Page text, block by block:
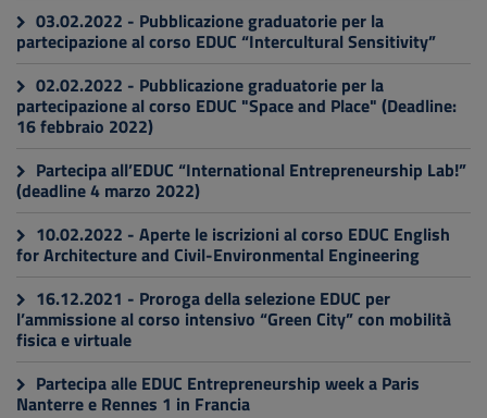
03.02.2022 - Pubblicazione graduatorie per la
partecipazione al corso EDUC “Intercultural Sensitivity”
02.02.2022 - Pubblicazione graduatorie per la
partecipazione al corso EDUC "Space and Place" (Deadline:
16 febbraio 2022)
Partecipa all’EDUC “International Entrepreneurship Lab!”
(deadline 4 marzo 2022)
10.02.2022 - Aperte le iscrizioni al corso EDUC English
for Architecture and Civil-Environmental Engineering
16.12.2021 - Proroga della selezione EDUC per
l’ammissione al corso intensivo “Green City” con mobilità
fisica e virtuale
Partecipa alle EDUC Entrepreneurship week a Paris
Nanterre e Rennes 1 in Francia